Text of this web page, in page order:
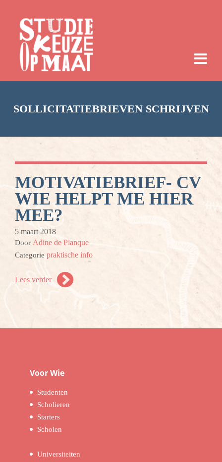
SOLLICITATIEBRIEVEN SCHRIJVEN
MOTIVATIEBRIEF- CV
WIE HELPT ME HIER
MEE?
5 maart 2018
Door Adine de Planque
Categorie praktische info
Lees verder
Voor Wie
Studenten
Scholieren
Starters
Scholen
Universiteiten